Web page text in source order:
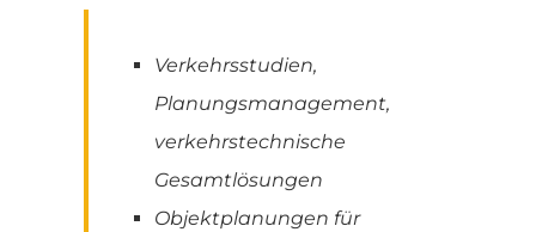
Verkehrsstudien,
Planungsmanagement,
verkehrstechnische
Gesamtlösungen
Objektplanungen für